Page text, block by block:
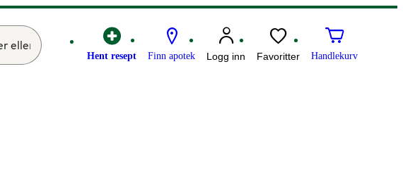
Hent resept Finn apotek Logg inn Favoritter Handlekurv